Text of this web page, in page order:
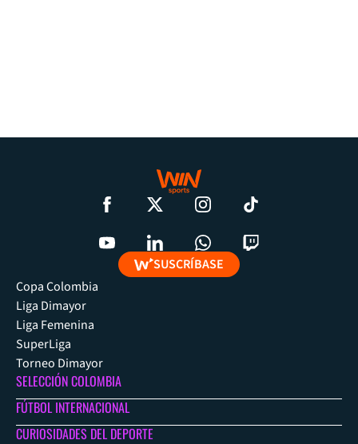
SUSCRÍBASE
Copa Colombia
Liga Dimayor
Liga Femenina
SuperLiga
Torneo Dimayor
SELECCIÓN COLOMBIA
FÚTBOL INTERNACIONAL
CURIOSIDADES DEL DEPORTE